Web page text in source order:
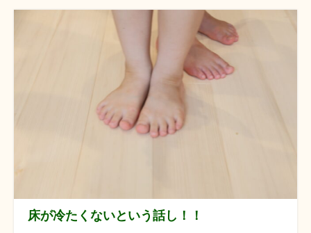
床が冷たくないという話し！！